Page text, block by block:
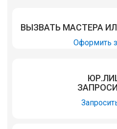
ВЫЗВАТЬ МАСТЕРА
Оформить